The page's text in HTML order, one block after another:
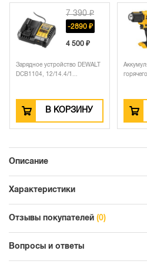
7 390 ₽
-2890 ₽
4 500 ₽
Зарядное устройство DEWALT
DCB1104, 12/14.4/1...
В КОРЗИНУ
Описание
Характеристики
Отзывы покупателей (0)
Вопросы и ответы